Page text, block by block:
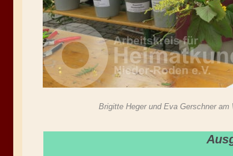
Brigitte Heger und Eva Gerschner